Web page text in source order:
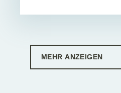
MEHR ANZEIGEN